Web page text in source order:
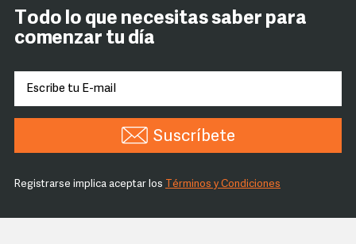
Todo lo que necesitas saber para
comenzar tu día
Suscríbete
Registrarse implica aceptar los Términos y Condiciones